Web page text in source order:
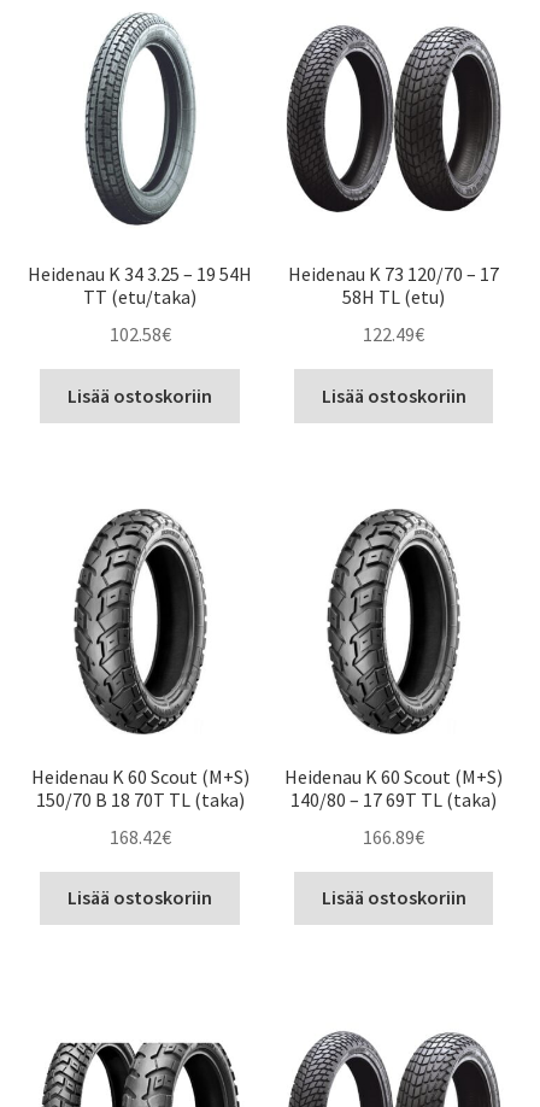
Heidenau K 34 3.25 – 19 54H
TT (etu/taka)
102.58€
Lisää ostoskoriin
Heidenau K 73 120/70 – 17
58H TL (etu)
122.49€
Lisää ostoskoriin
Heidenau K 60 Scout (M+S)
150/70 B 18 70T TL (taka)
168.42€
Lisää ostoskoriin
Heidenau K 60 Scout (M+S)
140/80 – 17 69T TL (taka)
166.89€
Lisää ostoskoriin